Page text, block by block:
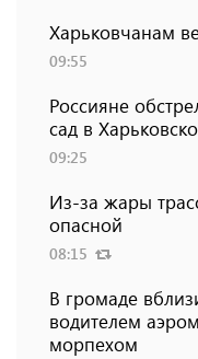
Харьковчанам
09:55
Россияне
сад в
09:25
Из-за жары
опасной
08:15
В громаде
водителем
морпехом